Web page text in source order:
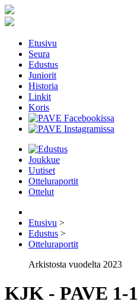
Etusivu
Seura
Edustus
Juniorit
Historia
Linkit
Koris
Joukkue
Uutiset
Otteluraportit
Ottelut
Etusivu >
Edustus >
Otteluraportit
Arkistosta vuodelta 2023
KJK - PAVE 1-1